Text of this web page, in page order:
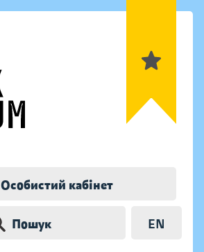
Особистий кабінет
Пошук EN